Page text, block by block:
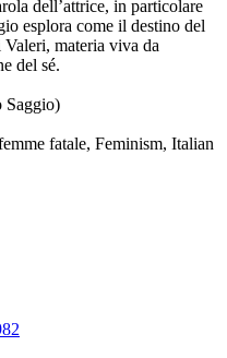
dell’attrice, in particolare
esplora come il destino del
Valeri, materia viva da
del sé.
Saggio)
fatale, Feminism, Italian